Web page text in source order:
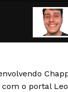
o portal